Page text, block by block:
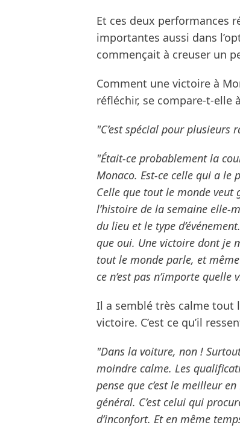
Et ces deux performances
importantes aussi dans
commençait à creuser un
Comment une victoire à
réfléchir, se compare-t-elle
"C’est spécial pour plusieurs
"Était-ce probablement la
Monaco. Est-ce celle qui a le
Celle que tout le monde veut
l’histoire de la semaine elle-
du lieu et le type
que oui. Une victoire dont je
tout le monde parle, et même
ce n’est pas n’importe
Il a semblé très calme tout
victoire. C’est ce qu’il
"Dans la voiture, non !
moindre calme. Les
pense que c’est le meilleur
général. C’est celui qui
d’inconfort. Et en même